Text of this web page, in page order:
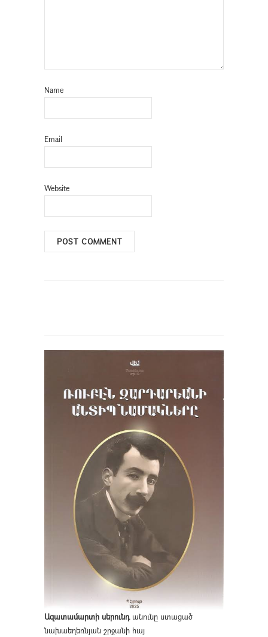
Name
Email
Website
Ազատամարտի սերունդանունը ստացած
նախաեղեռնյան շրջանի հայ